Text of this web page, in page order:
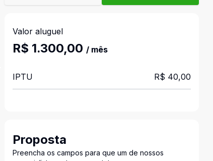
Valor aluguel
R$ 1.300,00 / mês
IPTU R$ 40,00
Proposta
Preencha os campos para que um de nossos